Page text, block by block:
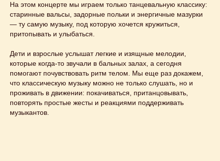
На этом концерте мы играем только танцевальную классику:
старинные вальсы, задорные польки и энергичные мазурки
— ту самую музыку, под которую хочется кружиться,
притопывать и улыбаться.
Дети и взрослые услышат легкие и изящные мелодии,
которые когда‑то звучали в бальных залах, а сегодня
помогают почувствовать ритм телом. Мы еще раз докажем,
что классическую музыку можно не только слушать, но и
проживать в движении: покачиваться, пританцовывать,
повторять простые жесты и реакциями поддерживать
музыкантов.